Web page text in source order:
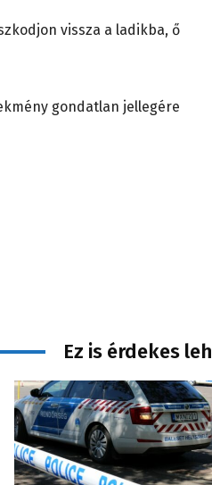
vissza a ladikba, ő
gondatlan jellegére
Ez is érdekes